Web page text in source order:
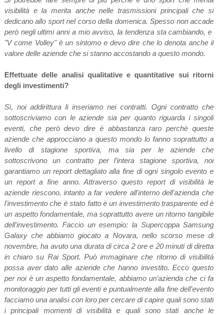
visibilità e la merita anche nelle trasmissioni principali che si
dedicano allo sport nel corso della domenica. Spesso non accade
però negli ultimi anni a mio avviso, la tendenza sta cambiando, e
"V come Volley" è un sintomo e devo dire che lo denota anche il
valore delle aziende che si stanno accostando a questo mondo.
Effettuate delle analisi qualitative e quantitative sui ritorni
degli investimenti?
Sì, noi addirittura li inseriamo nei contratti. Ogni contratto che
sottoscriviamo con le aziende sia per quanto riguarda i singoli
eventi, che però devo dire è abbastanza raro perchè queste
aziende che approcciano a questo mondo lo fanno soprattutto a
livello di stagione sportiva, ma sia per le aziende che
sottoscrivono un contratto per l’intera stagione sportiva, noi
garantiamo un report dettagliato alla fine di ogni singolo evento e
un report a fine anno. Attraverso questo report di visibilità le
aziende riescono, intanto a far vedere all'interno dell'azienda che
l'investimento che è stato fatto è un investimento trasparente ed è
un aspetto fondamentale, ma soprattutto avere un ritorno tangibile
dell'investimento. Faccio un esempio: la Supercoppa Samsung
Galaxy che abbiamo giocato a Novara, nello scorso mese di
novembre, ha avuto una durata di circa 2 ore e 20 minuti di diretta
in chiaro su Rai Sport. Può immaginare che ritorno di visibilità
possa aver dato alle aziende che hanno investito. Ecco questo
per noi è un aspetto fondamentale, abbiamo un’azienda che ci fa
monitoraggio per tutti gli eventi e puntualmente alla fine dell'evento
facciamo una analisi con loro per cercare di capire quali sono stati
i principali momenti di visibilità e quali sono stati anche le